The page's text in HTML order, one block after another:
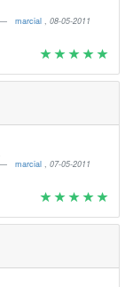
marcial , 08-05-2011
marcial , 07-05-2011